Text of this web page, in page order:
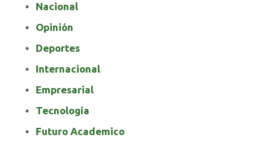
Nacional
Opinión
Deportes
Internacional
Empresarial
Tecnología
Futuro Academico